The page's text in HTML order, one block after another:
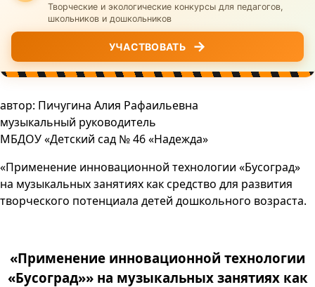
Творческие и экологические конкурсы для педагогов,
школьников и дошкольников
УЧАСТВОВАТЬ →
автор: Пичугина Алия Рафаильевна
музыкальный руководитель
МБДОУ «Детский сад № 46 «Надежда»
«Применение инновационной технологии «Бусоград»
на музыкальных занятиях как средство для развития
творческого потенциала детей дошкольного возраста.
«Применение инновационной технологии
«Бусоград»» на музыкальных занятиях как